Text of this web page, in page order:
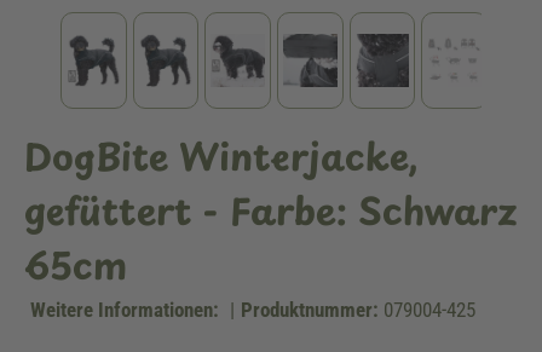
DogBite Winterjacke,
gefüttert - Farbe: Schwarz
65cm
Weitere Informationen: | Produktnummer: 079004-425